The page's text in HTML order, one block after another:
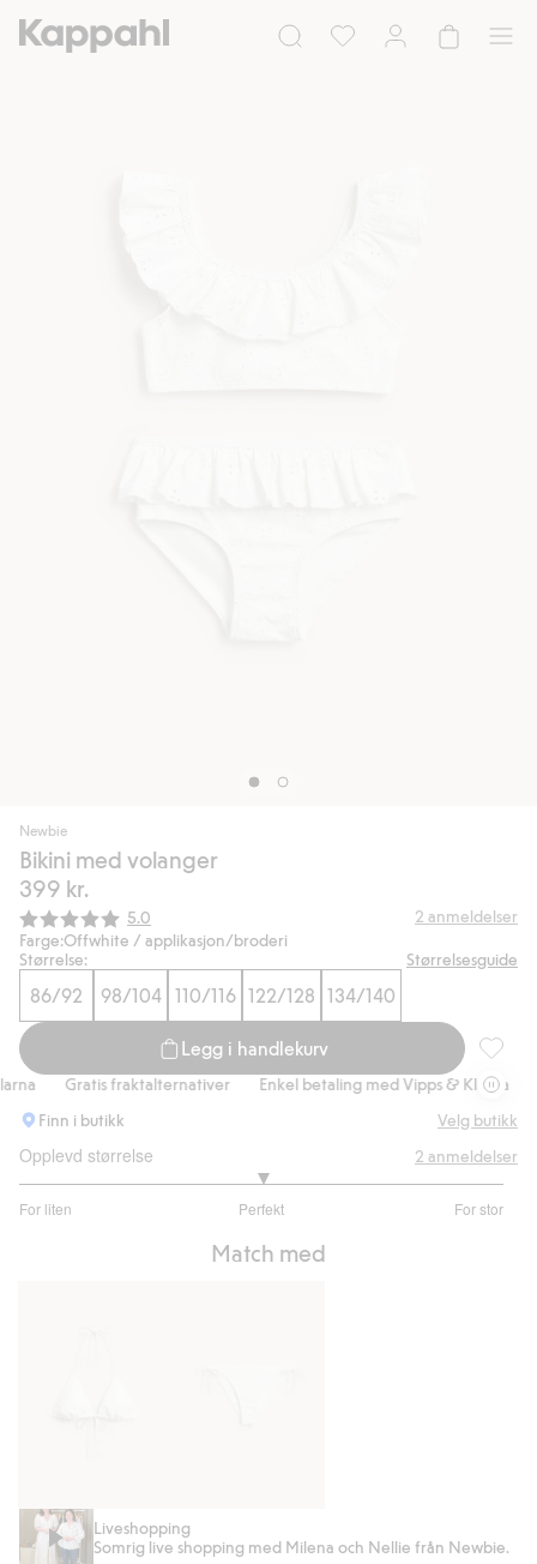
Newbie
Bikini med volanger
399 kr.
Gjennomsnittskarakter:
5.0 2 anmeldelser
Farge:Offwhite / applikasjon/broderi
Størrelse:
Størrelsesguide
86/92 98/104 110/116 122/128 134/140
Legg i handlekurv
Bikini
Gratis fraktalternativer Enkel betaling med Vipps & Klarna
Finn i butikk
Velg butikk
Opplevd størrelse
For liten Perfekt For stor
av
2 anmeldelser
Match med
Bikinitopp
Newbie
Bikinitruse
Newbie
Liveshopping
Somrig live shopping med Milena och Nellie från Newbie.